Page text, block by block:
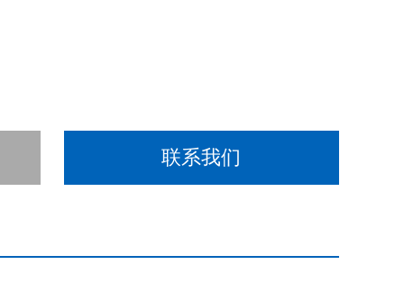
联系我们